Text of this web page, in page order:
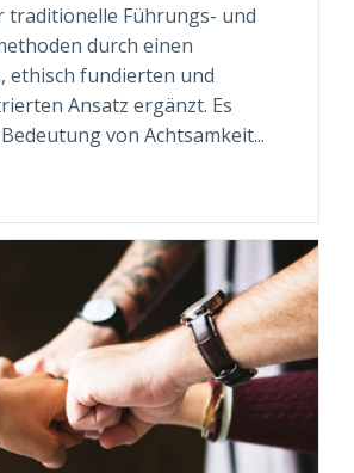
traditionelle Führungs- und
durch einen
ethisch fundierten und
Ansatz ergänzt. Es
von Achtsamkeit...